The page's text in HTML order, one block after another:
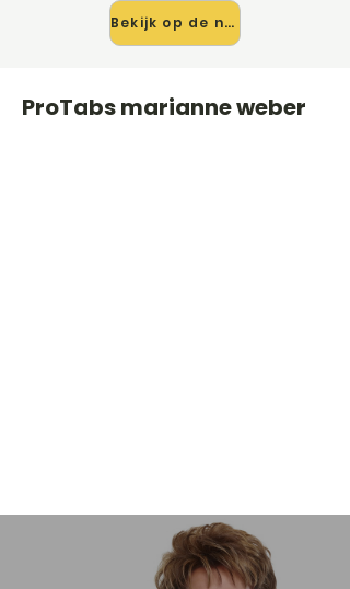
Bekijk op de nieuwe site →
ProTabs marianne weber